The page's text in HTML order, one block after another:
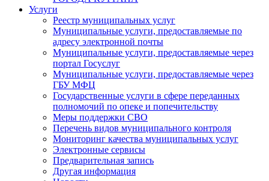
Услуги
Реестр муниципальных услуг
Муниципальные услуги, предоставляемые по
адресу электронной почты
Муниципальные услуги, предоставляемые через
портал Госуслуг
Муниципальные услуги, предоставляемые через
ГБУ МФЦ
Государственные услуги в сфере переданных
полномочий по опеке и попечительству
Меры поддержки СВО
Перечень видов муниципального контроля
Мониторинг качества муниципальных услуг
Электронные сервисы
Предварительная запись
Другая информация